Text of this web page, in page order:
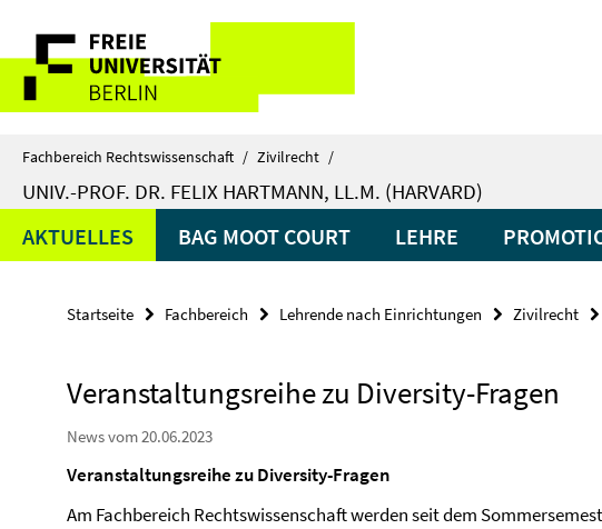
direkt
Inhalt
Service-
Navigation
Fachbereich Rechtswissenschaft / Zivilrecht /
UNIV.-PROF. DR. FELIX HARTMANN, LL.M. (HARVARD)
AKTUELLES BAG MOOT COURT LEHRE
Startseite Fachbereich Lehrende nach Einrichtungen Zivilrecht
Veranstaltungsreihe zu Diversity-Fragen
News vom 20.06.2023
Veranstaltungsreihe zu Diversity-Fragen
Am Fachbereich Rechtswissenschaft werden seit dem